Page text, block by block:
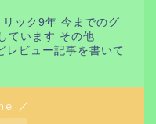
ック9年 今までのグ
ています その他
レビュー記事を書いて
／